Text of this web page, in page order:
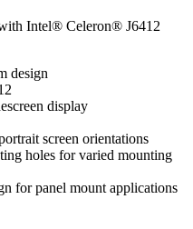
Intel® Celeron® J6412
design
display
screen orientations
holes for varied mounting
for panel mount applications